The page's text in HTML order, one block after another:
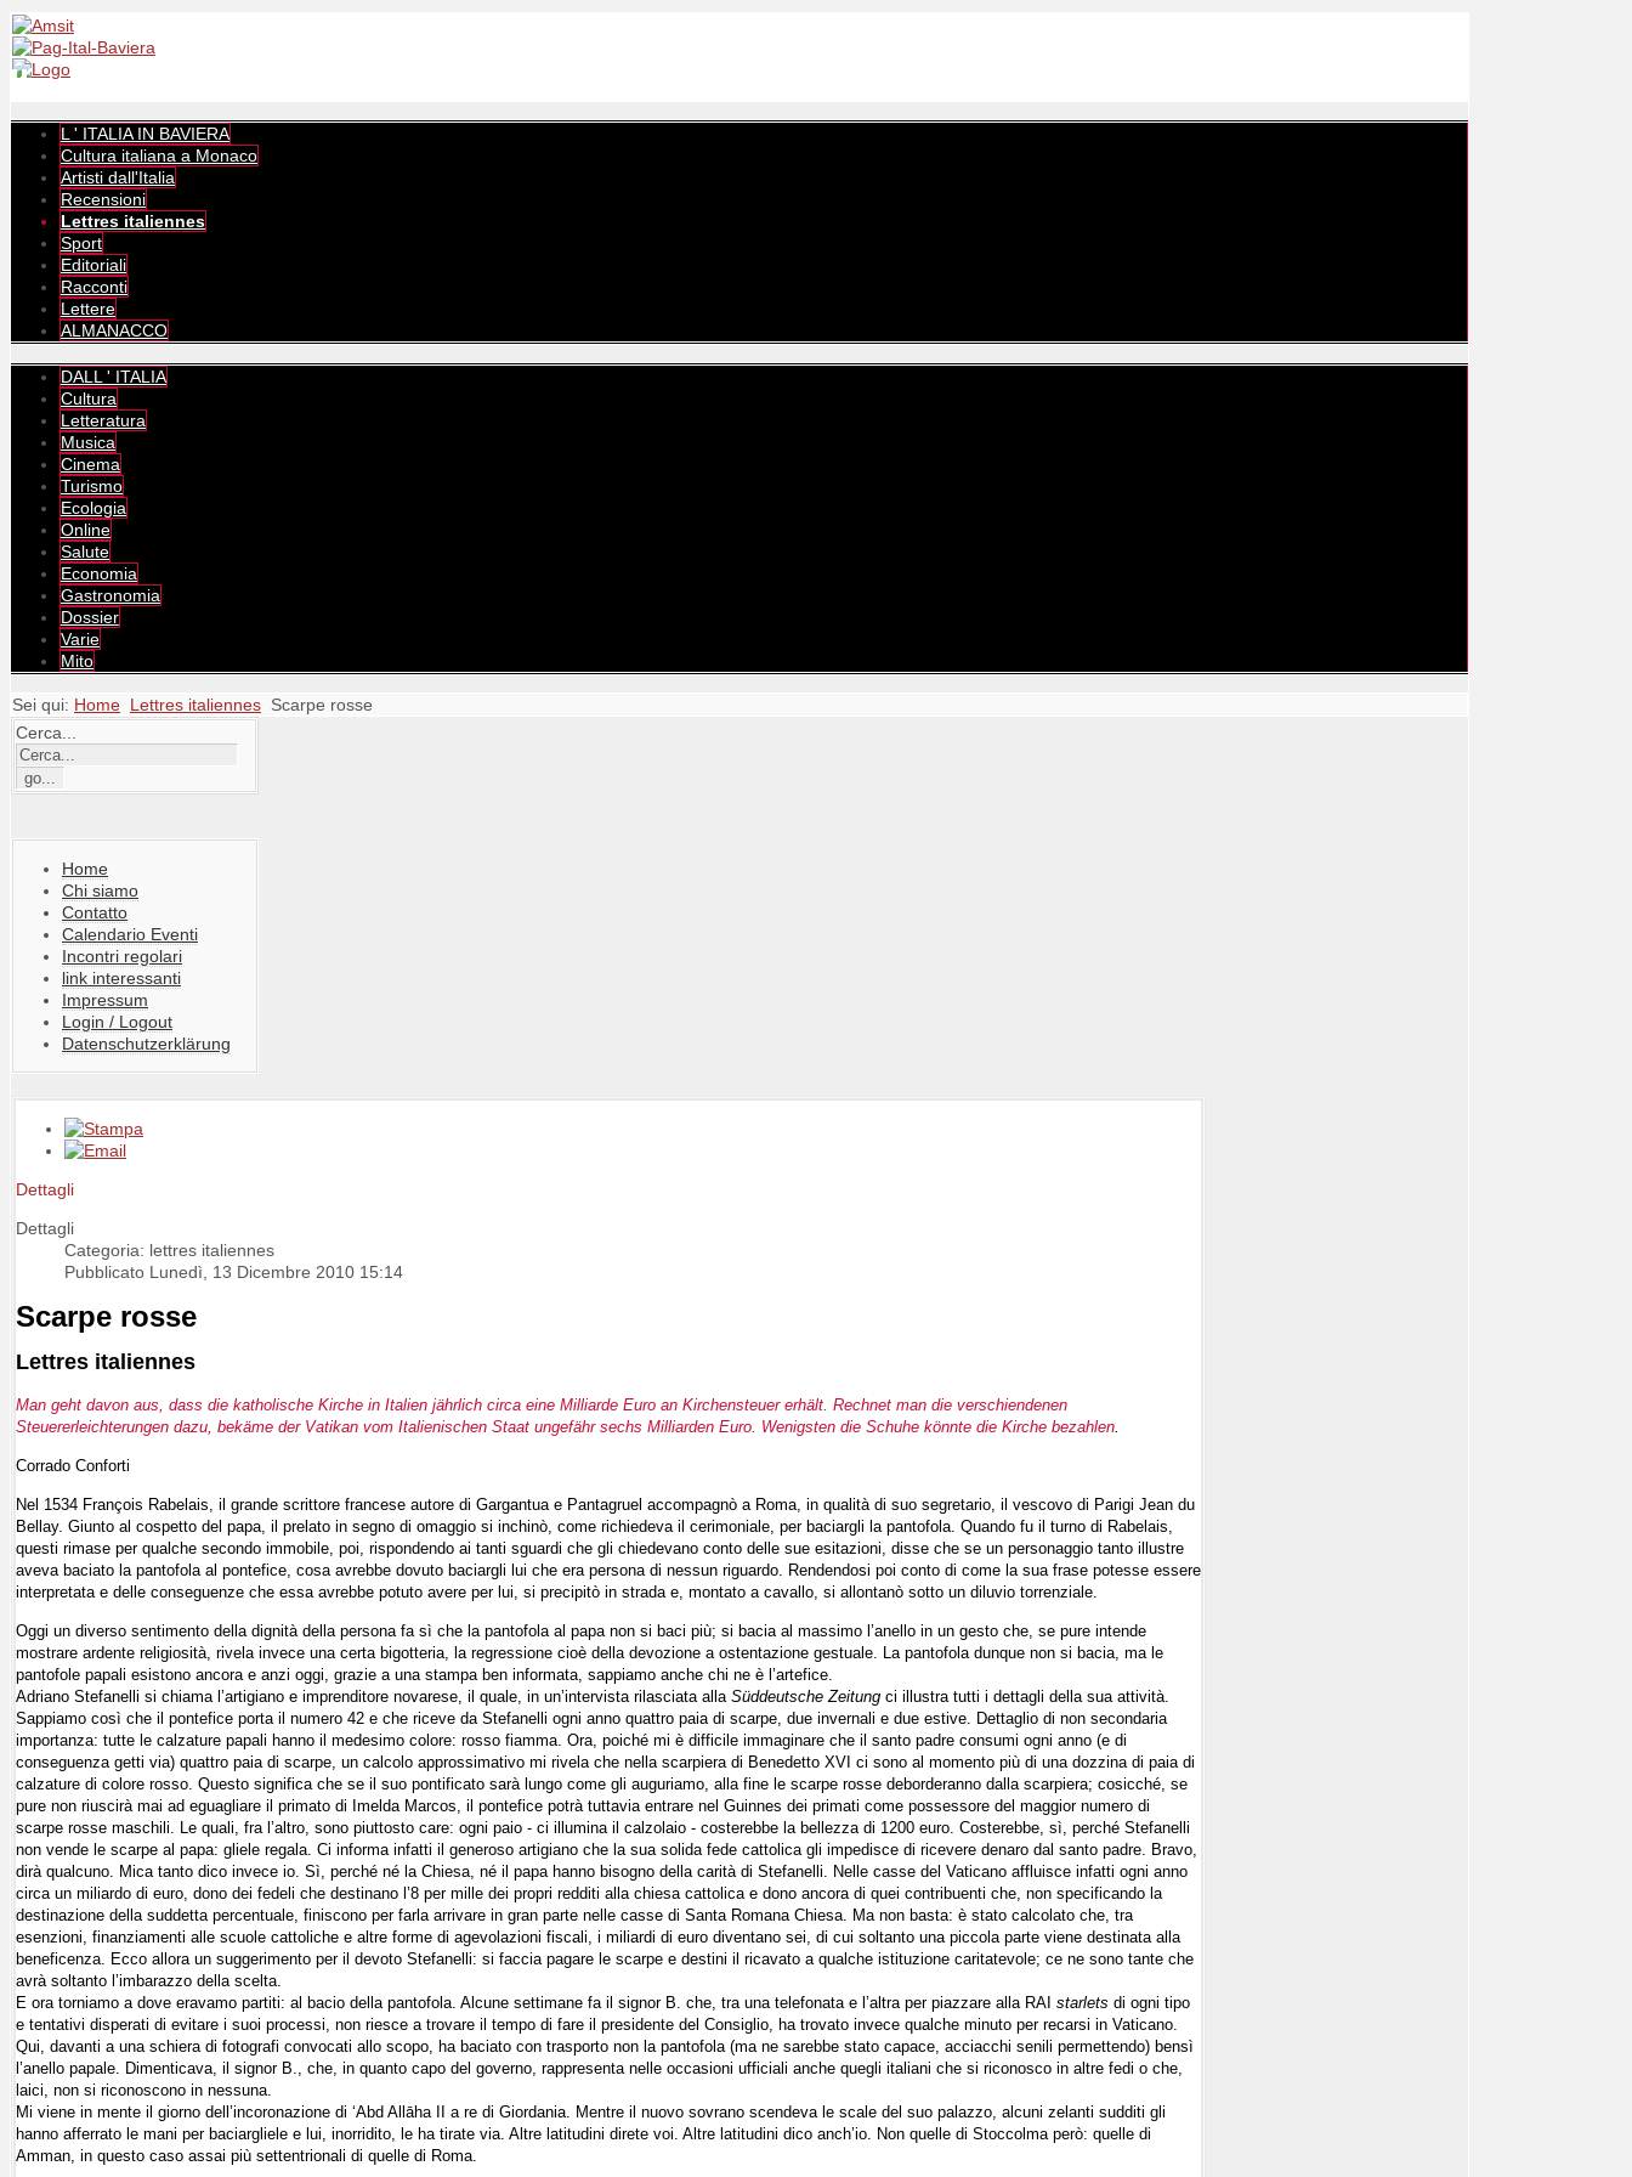
L ' ITALIA IN BAVIERA
Cultura italiana a Monaco
Artisti dall'Italia
Recensioni
Lettres italiennes
Sport
Editoriali
Racconti
Lettere
ALMANACCO
DALL ' ITALIA
Cultura
Letteratura
Musica
Cinema
Turismo
Ecologia
Online
Salute
Economia
Gastronomia
Dossier
Varie
Mito
Sei qui: Home Lettres italiennes Scarpe rosse
Cerca...
Home
Chi siamo
Contatto
Calendario Eventi
Incontri regolari
link interessanti
Impressum
Login / Logout
Datenschutzerklärung
Dettagli
Dettagli
Categoria: lettres italiennes
Pubblicato Lunedì, 13 Dicembre 2010 15:14
Scarpe rosse
Lettres italiennes
Man geht davon aus, dass die katholische Kirche in Italien jährlich circa eine Milliarde Euro an Kirchensteuer erhält. Rechnet man die verschiendenen
Steuererleichterungen dazu, bekäme der Vatikan vom Italienischen Staat ungefähr sechs Milliarden Euro. Wenigsten die Schuhe könnte die Kirche bezahlen.
Corrado Conforti
Nel 1534 François Rabelais, il grande scrittore francese autore di Gargantua e Pantagruel accompagnò a Roma, in qualità di suo segretario, il vescovo di Parigi Jean du
Bellay. Giunto al cospetto del papa, il prelato in segno di omaggio si inchinò, come richiedeva il cerimoniale, per baciargli la pantofola. Quando fu il turno di Rabelais,
questi rimase per qualche secondo immobile, poi, rispondendo ai tanti sguardi che gli chiedevano conto delle sue esitazioni, disse che se un personaggio tanto illustre
aveva baciato la pantofola al pontefice, cosa avrebbe dovuto baciargli lui che era persona di nessun riguardo. Rendendosi poi conto di come la sua frase potesse essere
interpretata e delle conseguenze che essa avrebbe potuto avere per lui, si precipitò in strada e, montato a cavallo, si allontanò sotto un diluvio torrenziale.
Oggi un diverso sentimento della dignità della persona fa sì che la pantofola al papa non si baci più; si bacia al massimo l’anello in un gesto che, se pure intende
mostrare ardente religiosità, rivela invece una certa bigotteria, la regressione cioè della devozione a ostentazione gestuale. La pantofola dunque non si bacia, ma le
pantofole papali esistono ancora e anzi oggi, grazie a una stampa ben informata, sappiamo anche chi ne è l’artefice.
Adriano Stefanelli si chiama l’artigiano e imprenditore novarese, il quale, in un’intervista rilasciata alla Süddeutsche Zeitung ci illustra tutti i dettagli della sua attività.
Sappiamo così che il pontefice porta il numero 42 e che riceve da Stefanelli ogni anno quattro paia di scarpe, due invernali e due estive. Dettaglio di non secondaria
importanza: tutte le calzature papali hanno il medesimo colore: rosso fiamma. Ora, poiché mi è difficile immaginare che il santo padre consumi ogni anno (e di
conseguenza getti via) quattro paia di scarpe, un calcolo approssimativo mi rivela che nella scarpiera di Benedetto XVI ci sono al momento più di una dozzina di paia di
calzature di colore rosso. Questo significa che se il suo pontificato sarà lungo come gli auguriamo, alla fine le scarpe rosse deborderanno dalla scarpiera; cosicché, se
pure non riuscirà mai ad eguagliare il primato di Imelda Marcos, il pontefice potrà tuttavia entrare nel Guinnes dei primati come possessore del maggior numero di
scarpe rosse maschili. Le quali, fra l’altro, sono piuttosto care: ogni paio - ci illumina il calzolaio - costerebbe la bellezza di 1200 euro. Costerebbe, sì, perché Stefanelli
non vende le scarpe al papa: gliele regala. Ci informa infatti il generoso artigiano che la sua solida fede cattolica gli impedisce di ricevere denaro dal santo padre. Bravo,
dirà qualcuno. Mica tanto dico invece io. Sì, perché né la Chiesa, né il papa hanno bisogno della carità di Stefanelli. Nelle casse del Vaticano affluisce infatti ogni anno
circa un miliardo di euro, dono dei fedeli che destinano l’8 per mille dei propri redditi alla chiesa cattolica e dono ancora di quei contribuenti che, non specificando la
destinazione della suddetta percentuale, finiscono per farla arrivare in gran parte nelle casse di Santa Romana Chiesa. Ma non basta: è stato calcolato che, tra
esenzioni, finanziamenti alle scuole cattoliche e altre forme di agevolazioni fiscali, i miliardi di euro diventano sei, di cui soltanto una piccola parte viene destinata alla
beneficenza. Ecco allora un suggerimento per il devoto Stefanelli: si faccia pagare le scarpe e destini il ricavato a qualche istituzione caritatevole; ce ne sono tante che
avrà soltanto l’imbarazzo della scelta.
E ora torniamo a dove eravamo partiti: al bacio della pantofola. Alcune settimane fa il signor B. che, tra una telefonata e l’altra per piazzare alla RAI starlets di ogni tipo
e tentativi disperati di evitare i suoi processi, non riesce a trovare il tempo di fare il presidente del Consiglio, ha trovato invece qualche minuto per recarsi in Vaticano.
Qui, davanti a una schiera di fotografi convocati allo scopo, ha baciato con trasporto non la pantofola (ma ne sarebbe stato capace, acciacchi senili permettendo) bensì
l’anello papale. Dimenticava, il signor B., che, in quanto capo del governo, rappresenta nelle occasioni ufficiali anche quegli italiani che si riconosco in altre fedi o che,
laici, non si riconoscono in nessuna.
Mi viene in mente il giorno dell’incoronazione di ‘Abd Allāha II a re di Giordania. Mentre il nuovo sovrano scendeva le scale del suo palazzo, alcuni zelanti sudditi gli
hanno afferrato le mani per baciargliele e lui, inorridito, le ha tirate via. Altre latitudini direte voi. Altre latitudini dico anch’io. Non quelle di Stoccolma però: quelle di
Amman, in questo caso assai più settentrionali di quelle di Roma.